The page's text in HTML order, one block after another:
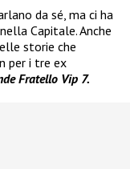
da sé, ma ci ha
Capitale. Anche
storie che
per i tre ex
Fratello Vip 7.